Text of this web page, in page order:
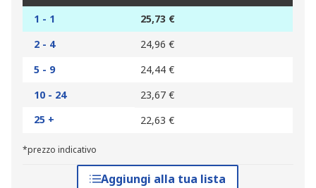
1 - 1
25,73 €
2 - 4
24,96 €
5 - 9
24,44 €
10 - 24
23,67 €
25 +
22,63 €
*prezzo indicativo
Aggiungi alla tua lista